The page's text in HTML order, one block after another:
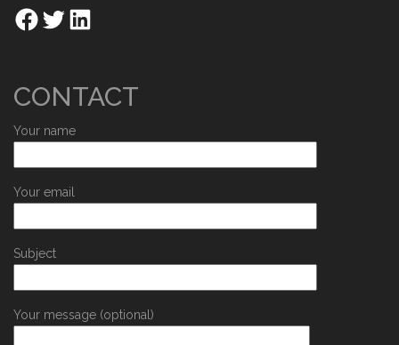
CONTACT
Your name
Your email
Subject
Your message (optional)